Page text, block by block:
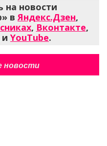
на новости
в Яндекс.Дзен,
, Вконтакте,
и YouTube.
новости